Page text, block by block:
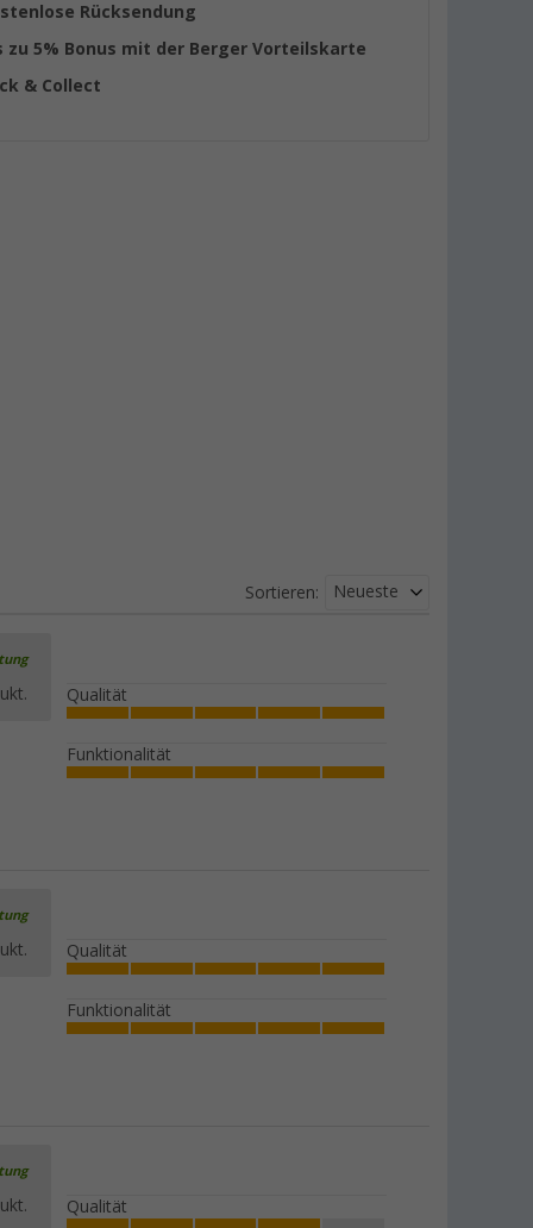
Rücksendung
zu 5% Bonus mit der Berger Vorteilskarte
& Collect
Sortieren: Neueste
Qualität
Funktionalität
Qualität
Funktionalität
Qualität